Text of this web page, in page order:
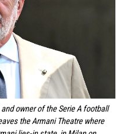
owner of the Serie A football
the Armani Theatre where